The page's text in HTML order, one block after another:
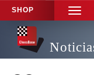
SHOP
TOGGLE